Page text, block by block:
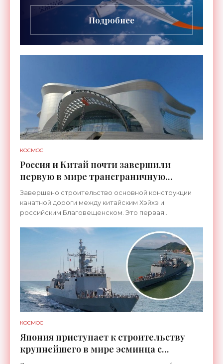
будущего». Цель разработки
Подробнее
КОСМОС
Россия и Китай почти завершили
первую в мире трансграничную
канатную дорогу между двумя
странами - «Технологии»
Завершено строительство основной конструкции
канатной дороги между китайским Хэйхэ и
российским Благовещенском. Это первая
соединит не просто два города, а
КОСМОС
Япония приступает к строительству
крупнейшего в мире эсминца с
системой ПРО AEGIS - «Оружие»